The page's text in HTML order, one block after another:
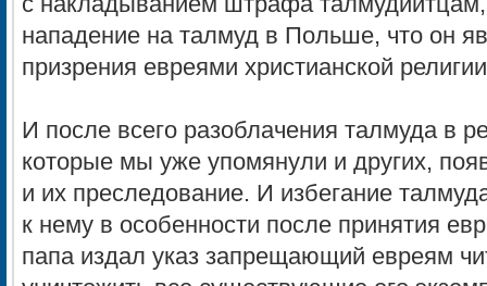
нападение на талмуд в Польше, что он
призрения евреями христианской
И после всего разоблачения талмуда в
которые мы уже упомянули и других,
и их преследование. И избегание
к нему в особенности после принятия
папа издал указ запрещающий евреям